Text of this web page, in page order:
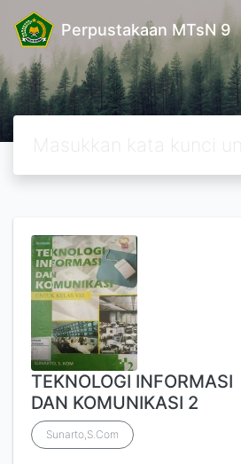
Perpustakaan MTsN 9
TEKNOLOGI INFORMASI
DAN KOMUNIKASI 2
Sunarto,S.Com